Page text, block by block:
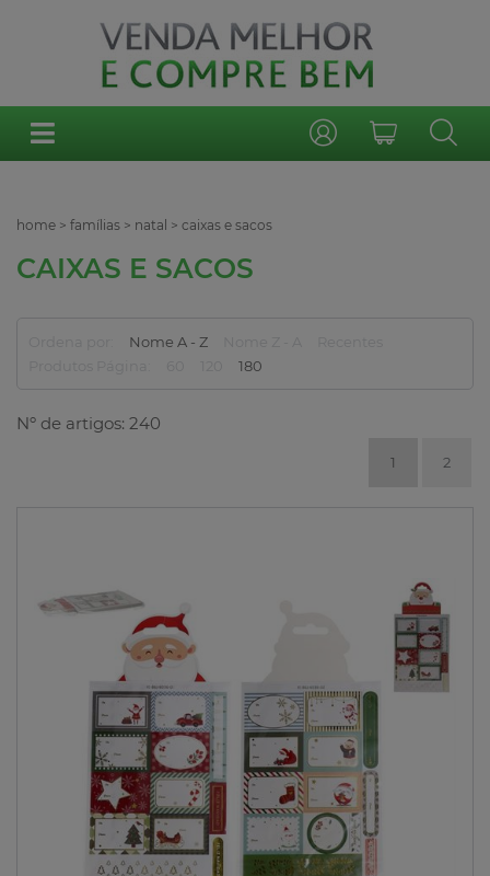
home > famílias > natal > caixas e sacos
CAIXAS E SACOS
Nome A - Z
180
Nº de artigos: 240
1 2